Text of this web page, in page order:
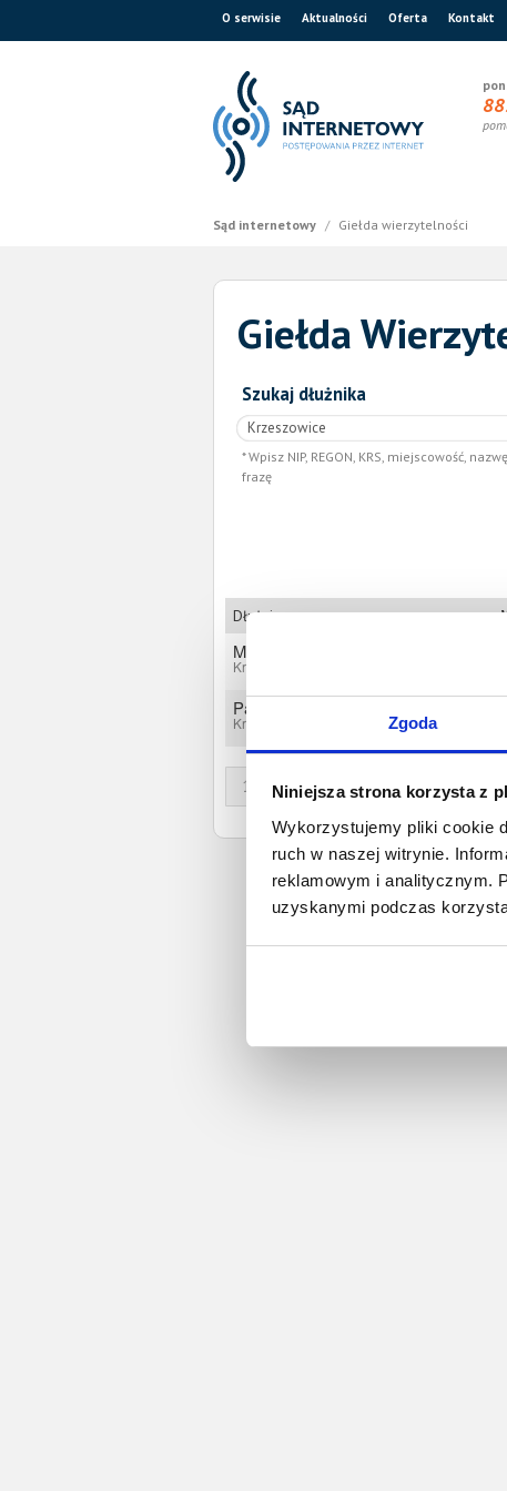
Zgoda
Niniejsza strona korzysta z
Wykorzystujemy pliki cookie
ruch w naszej witrynie.
reklamowym i analitycznym.
uzyskanymi podczas
O serwisie Aktualności Oferta Kontakt
Sąd internetowy / Giełda wierzytelności
Giełda
Szukaj dłużnika
Wpisz NIP, REGON, KRS, miejscowość,
frazę
Dłużnicy
Magdalena Wojtanek
Krzeszowice, Małopolskie
Paulina Grygiel
Krzeszowice, Małopolskie
1